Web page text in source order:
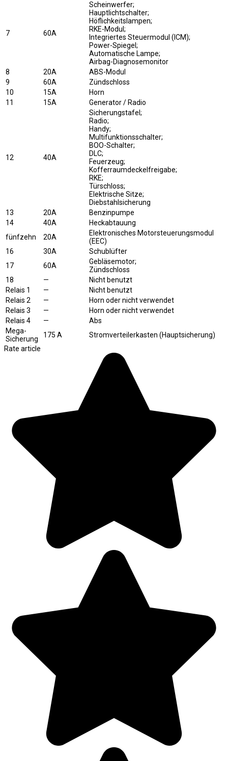
7 60A
Scheinwerfer;
Hauptlichtschalter;
Höflichkeitslampen;
RKE-Modul;
Integriertes Steuermodul (ICM);
Power-Spiegel;
Automatische Lampe;
Airbag-Diagnosemonitor
8
20A
ABS-Modul
9
60A
Zündschloss
10
15A
Horn
11
15A Generator / Radio
12 40A
Sicherungstafel;
Radio;
Handy;
Multifunktionsschalter;
BOO-Schalter;
DLC;
Feuerzeug;
Kofferraumdeckelfreigabe;
RKE;
Türschloss;
Elektrische Sitze;
Diebstahlsicherung
13
20A
Benzinpumpe
14
40A
Heckabtauung
fünfzehn
20A
Elektronisches Motorsteuerungsmodul
(EEC)
16
30A
Schublüfter
17
60A
Gebläsemotor;
Zündschloss
18
—
Nicht benutzt
Relais 1
—
Nicht benutzt
Relais 2
—
Horn oder nicht verwendet
Relais 3
—
Horn oder nicht verwendet
Relais 4
—
Abs
Mega-
Sicherung
175 A
Stromverteilerkasten (Hauptsicherung)
Rate article